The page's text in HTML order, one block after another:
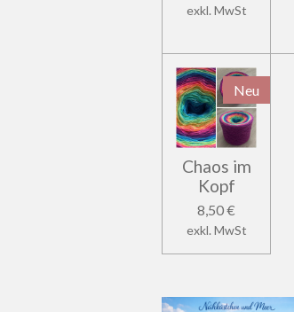
exkl. MwSt
Neu
Chaos im
Kopf
8,50 €
exkl. MwSt